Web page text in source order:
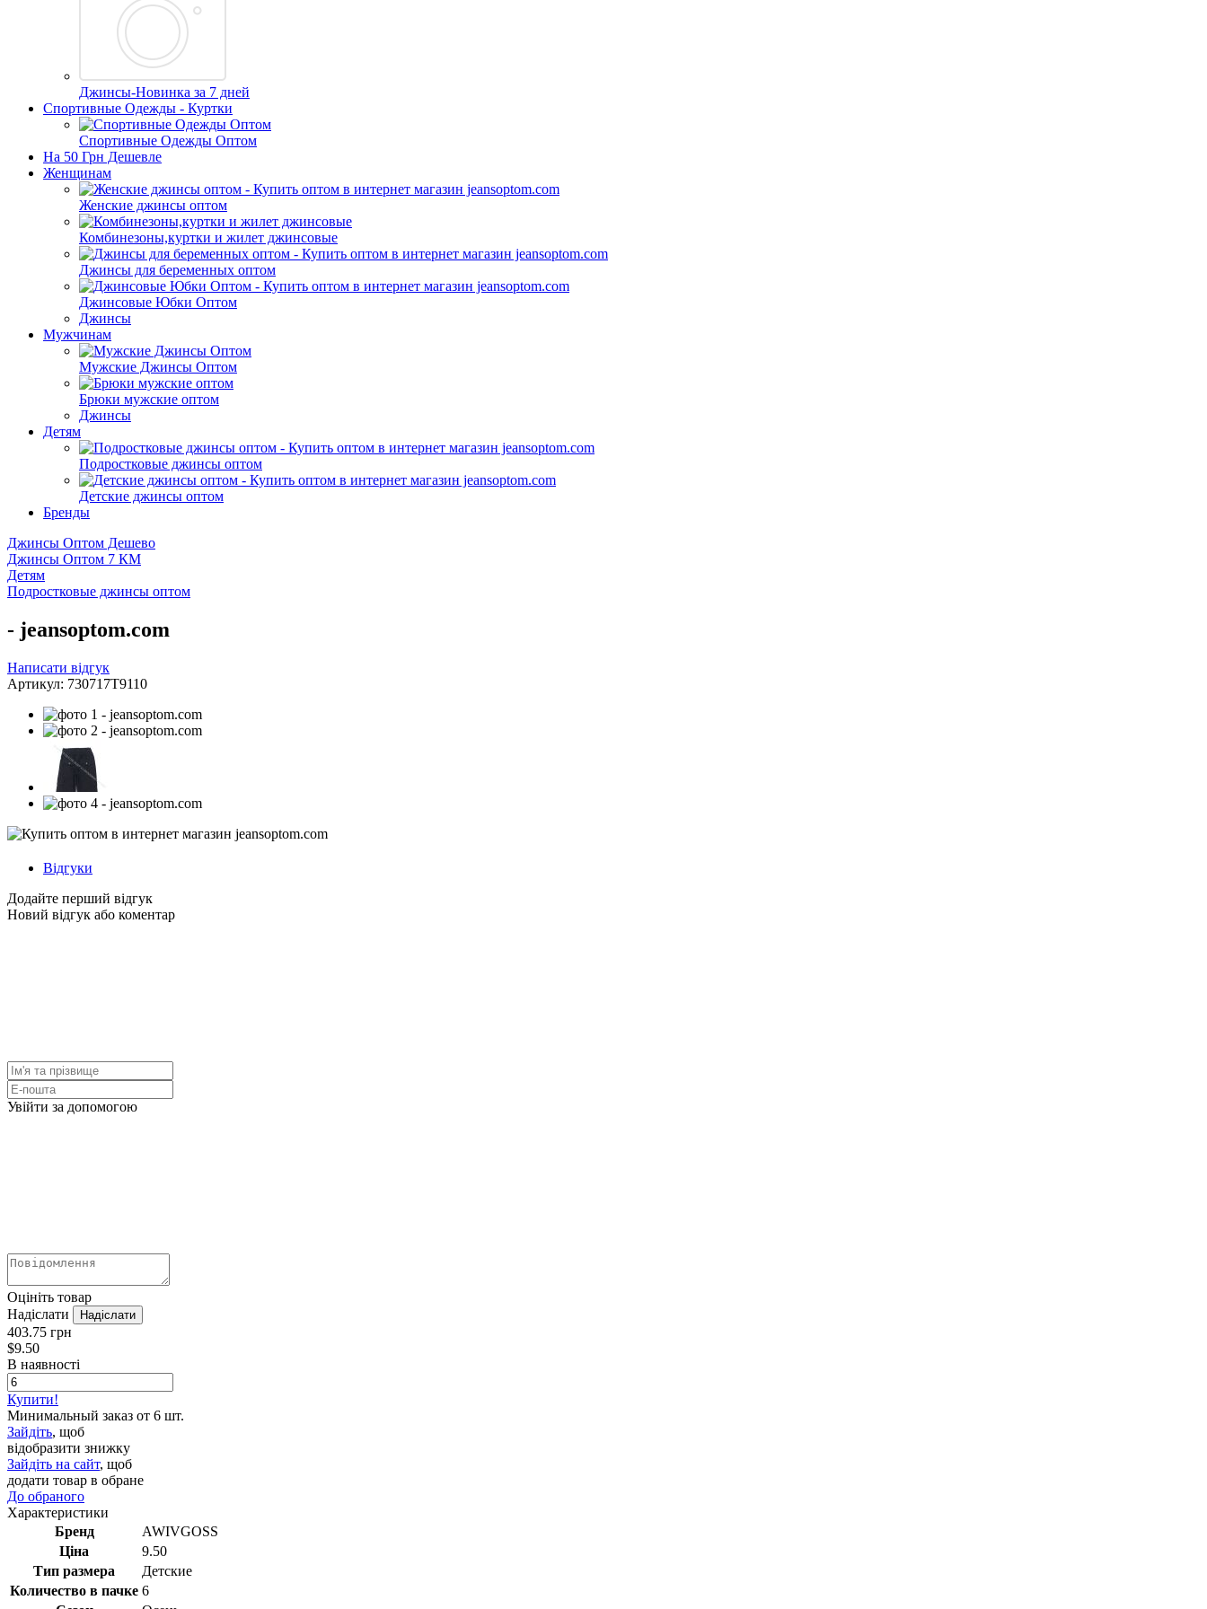
Джинсы-Новинка за 7 дней
Спортивные Одежды - Куртки
Спортивные Одежды Оптом
На 50 Грн Дешевле
Женщинам
Женские джинсы оптом
Комбинезоны,куртки и жилет джинсовые
Джинсы для беременных оптом
Джинсовые Юбки Оптом
Джинсы
Мужчинам
Мужские Джинсы Оптом
Брюки мужские оптом
Джинсы
Детям
Подростковые джинсы оптом
Детские джинсы оптом
Бренды
Джинсы Оптом Дешево
Джинсы Оптом 7 КМ
Детям
Подростковые джинсы оптом
- jeansoptom.com
Написати відгук
Артикул: 730717T9110
Відгуки
Додайте перший відгук
Новий відгук або коментар
Увійти за допомогою
Оцініть товар
Надіслати
403.75 грн
$9.50
В наявності
Купити!
Минимальный заказ от 6 шт.
Зайдіть, щоб
відобразити знижку
Зайдіть на сайт, щоб
додати товар в обране
До обраного
Характеристики
Бренд
AWIVGOSS
Ціна
9.50
Тип размера
Детские
Количество в пачке 6